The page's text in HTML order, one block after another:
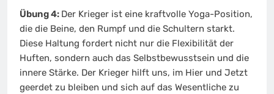
Übung 4: Der Krieger ist eine kraftvolle Yoga-Position,
die die Beine, den Rumpf und die Schultern starkt.
Diese Haltung fordert nicht nur die Flexibilität der
Huften, sondern auch das Selbstbewusstsein und die
innere Stärke. Der Krieger hilft uns, im Hier und Jetzt
geerdet zu bleiben und sich auf das Wesentliche zu